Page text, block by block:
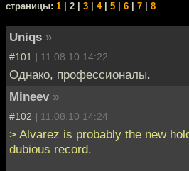
cтраницы: 1 | 2 | 3 4| 5 6 7 8
Uniqs »
#101 | 11.08.10 14:22
Однако, профессионалы.
Mineev »
#102 | 11.08.10 14:24
> Alvarez is probably the new
dubious record.